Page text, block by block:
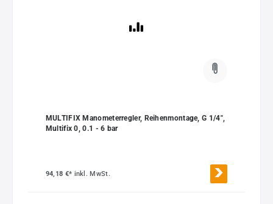
MULTIFIX Manometerregler, Reihenmontage, G 1/4",
Multifix 0, 0.1 - 6 bar
94,18 €* inkl. MwSt.